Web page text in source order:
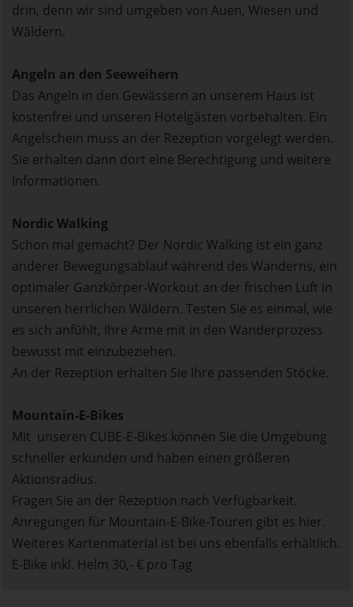
drin, denn wir sind umgeben von Auen, Wiesen und
Wäldern.
Angeln an den Seeweihern
Das Angeln in den Gewässern an unserem Haus ist
kostenfrei und unseren Hotelgästen vorbehalten. Ein
Angelschein muss an der Rezeption vorgelegt werden.
Sie erhalten dann dort eine Berechtigung und weitere
Informationen.
Nordic Walking
Schon mal gemacht? Der Nordic Walking ist ein ganz
anderer Bewegungsablauf während des Wanderns, ein
optimaler Ganzkörper-Workout an der frischen Luft in
unseren herrlichen Wäldern. Testen Sie es einmal, wie
es sich anfühlt, Ihre Arme mit in den Wanderprozess
bewusst mit einzubeziehen.
An der Rezeption erhalten Sie Ihre passenden Stöcke.
Mountain-E-Bikes
Mit unseren CUBE-E-Bikes können Sie die Umgebung
schneller erkunden und haben einen größeren
Aktionsradius.
Fragen Sie an der Rezeption nach Verfügbarkeit.
Anregungen für Mountain-E-Bike-Touren gibt es hier.
Weiteres Kartenmaterial ist bei uns ebenfalls erhältlich.
E-Bike inkl. Helm 30,- € pro Tag